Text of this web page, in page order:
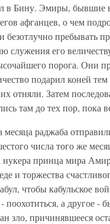
в Бину. Эмиры, бывшие
афганцев, о чем
безотлучно пребывать
служения его
порога. Они
подарил коней
их отняли. Затем
там до тех пор, пока
месяца раджаба
числа того же
нукера принца мира
и торжества
чтобы кабульское
поохотиться, а другое -
зло, причинявшееся